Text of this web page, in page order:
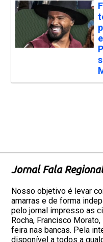
Jornal Fala
Nosso objetivo é levar
amarras e de forma
pelo jornal impresso as
Rocha, Francisco
feira nas bancas. Pela
disponível a todos a